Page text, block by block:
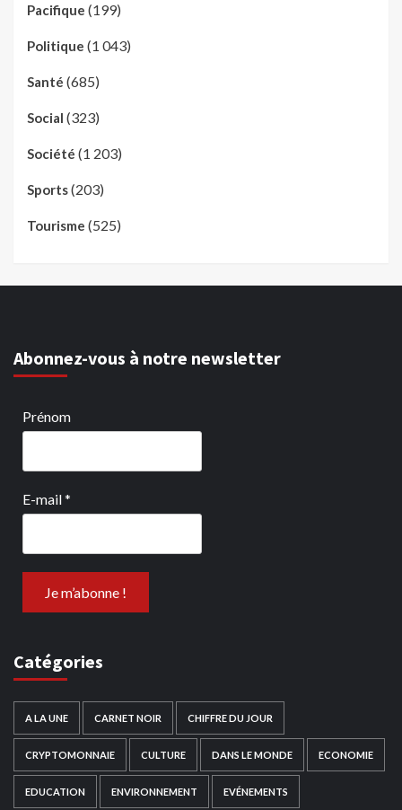
Pacifique (199)
Politique (1 043)
Santé (685)
Social (323)
Société (1 203)
Sports(203)
Tourisme (525)
Abonnez-vous à notre newsletter
Prénom
E-mail*
Catégories
A LA UNE CARNET NOIR CHIFFRE DU JOUR
CRYPTOMONNAIE CULTURE DANS LE MONDE ECONOMIE
EDUCATION ENVIRONNEMENT EVÉNEMENTS